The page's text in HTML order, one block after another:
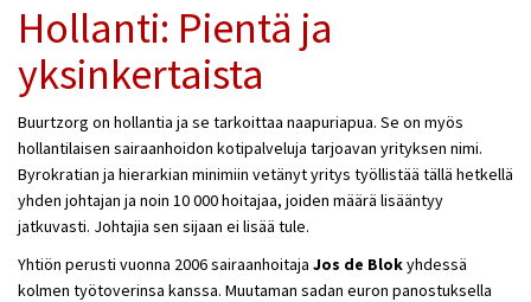
Hollanti: Pientä ja
yksinkertaista
Buurtzorg on hollantia ja se tarkoittaa naapuriapua. Se on myös
hollantilaisen sairaanhoidon kotipalveluja tarjoavan yrityksen nimi.
Byrokratian ja hierarkian minimiin vetänyt yritys työllistää tällä hetkellä
yhden johtajan ja noin 10 000 hoitajaa, joiden määrä lisääntyy
jatkuvasti. Johtajia sen sijaan ei lisää tule.
Yhtiön perusti vuonna 2006 sairaanhoitaja Jos de Blokyhdessä
kolmen työtoverinsa kanssa. Muutaman sadan euron panostuksella